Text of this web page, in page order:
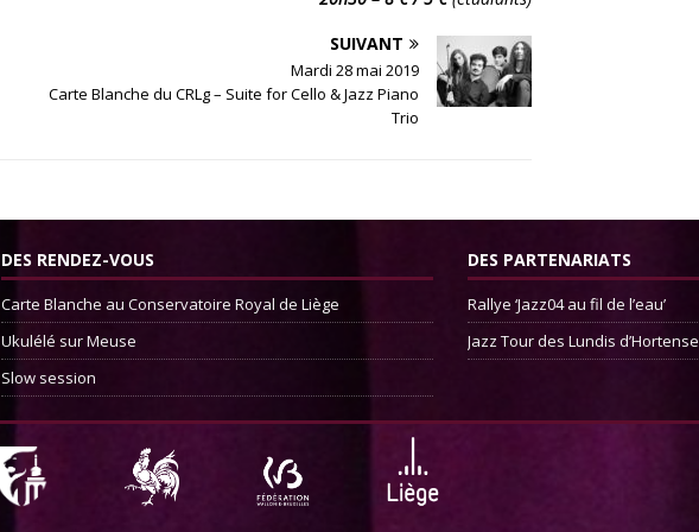
SUIVANT
Mardi 28 mai 2019
Carte Blanche du CRLg – Suite for Cello & Jazz Piano
Trio
DES RENDEZ-VOUS
Carte Blanche au Conservatoire Royal de Liège
Ukulélé sur Meuse
Slow session
DES PARTENARIATS
Rallye ‘Jazz04 au fil de l’eau’
Jazz Tour des Lundis d’Hortense